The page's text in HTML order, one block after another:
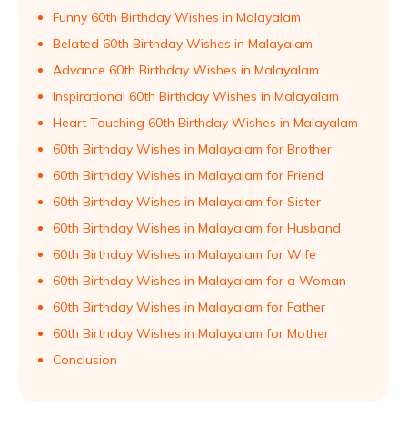
Funny 60th Birthday Wishes in Malayalam
Belated 60th Birthday Wishes in Malayalam
Advance 60th Birthday Wishes in Malayalam
Inspirational 60th Birthday Wishes in Malayalam
Heart Touching 60th Birthday Wishes in Malayalam
60th Birthday Wishes in Malayalam for Brother
60th Birthday Wishes in Malayalam for Friend
60th Birthday Wishes in Malayalam for Sister
60th Birthday Wishes in Malayalam for Husband
60th Birthday Wishes in Malayalam for Wife
60th Birthday Wishes in Malayalam for a Woman
60th Birthday Wishes in Malayalam for Father
60th Birthday Wishes in Malayalam for Mother
Conclusion